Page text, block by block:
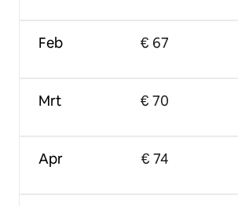
Feb
Mrt
Apr
€ 67
€ 70
€ 74